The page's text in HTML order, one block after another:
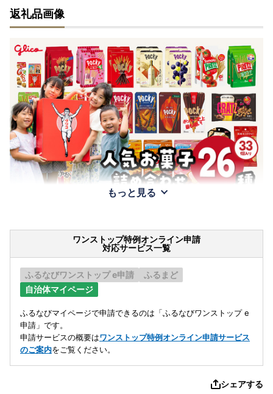
返礼品画像
もっと見る
ワンストップ特例オンライン申請
対応サービス一覧
ふるなびワンストップ e申請
ふるまど
自治体マイページ
ふるなびマイページで申請できるのは「ふるなびワンストップ e
申請」です。
申請サービスの概要はワンストップ特例オンライン申請サービス
のご案内をご覧ください。
シェアする